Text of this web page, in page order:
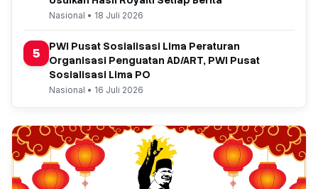
Nasional • 18 Juli 2026
5
PWI Pusat Sosialisasi Lima Peraturan
Organisasi Penguatan AD/ART, PWI Pusat
Sosialisasi Lima PO
Nasional • 16 Juli 2026